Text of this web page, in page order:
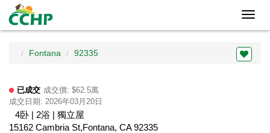
Fontana 92335
已成交 成交價: $62.5萬
成交日期: 2026年03月20日
4卧 | 2浴 | 獨立屋
15162 Cambria St,Fontana, CA 92335